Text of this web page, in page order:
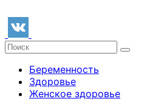
Беременность
Здоровье
Женское здоровье